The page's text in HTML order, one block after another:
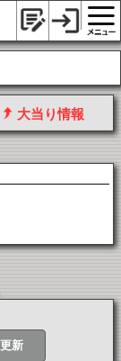
大当り情報
新